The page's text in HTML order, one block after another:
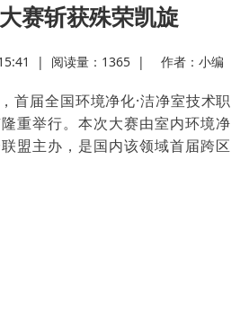
赛斩获殊荣凯旋
| 阅读量： 1365 | 作者： 小编
首届全国环境净化·洁净室技术职
重举行。本次大赛由室内环境净
盟主办，是国内该领域首届跨区